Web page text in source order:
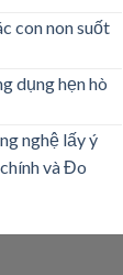
con non suốt
dụng hẹn hò
nghệ lấy ý
và Đo